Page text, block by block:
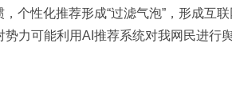
个性化推荐形成“过滤气泡”，形成互联
力可能利用AI推荐系统对我网民进行